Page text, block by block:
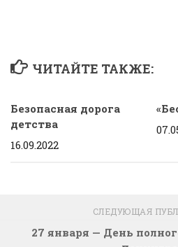
ЧИТАЙТЕ ТАКЖЕ:
Безопасная дорога
детства
16.09.2022
СЛЕДУЮЩАЯ
27 января — День